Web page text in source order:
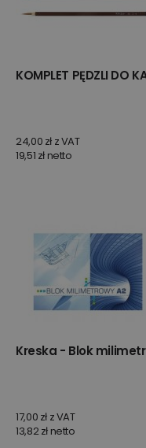
KOMPLET PĘDZLI DO
24,00 zł z VAT
19,51 zł netto
Kreska - Blok
17,00 zł z VAT
13,82 zł netto